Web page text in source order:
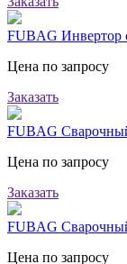
FUBAG Инвертор
Цена по запросу
Заказать
FUBAG
Цена по запросу
Заказать
FUBAG
Цена по запросу